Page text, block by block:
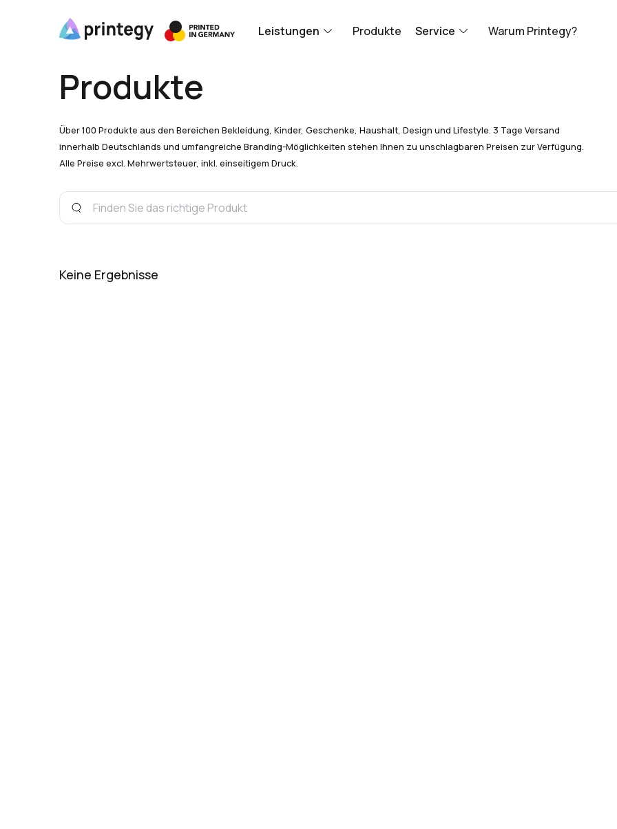
Leistungen Produkte Service Warum Printegy?
Produkte
Über 100 Produkte aus den Bereichen Bekleidung, Kinder, Geschenke, Haushalt, Design und Lifestyle. 3 Tage Versand
innerhalb Deutschlands und umfangreiche Branding-Möglichkeiten stehen Ihnen zu unschlagbaren Preisen zur Verfügung.
Alle Preise excl. Mehrwertsteuer, inkl. einseitigem Druck.
Keine Ergebnisse